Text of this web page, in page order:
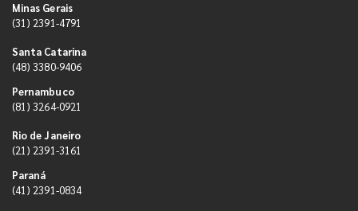
Minas Gerais
(31) 2391-4791
Santa Catarina
(48) 3380-9406
Pernambuco
(81) 3264-0921
Rio de Janeiro
(21) 2391-3161
Paraná
(41) 2391-0834